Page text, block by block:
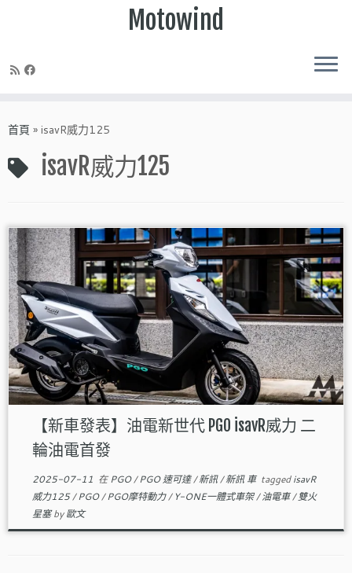
to
Motowind
首頁 » isavR威力125
isavR威力125
【新車發表】油電新世代 PGO isavR威力 二
輪油電首發
2025-07-11 在PGO/PGO 速可達/新訊/新訊 車 taggedisavR
威力125/PGO/PGO摩特動力/ Y-ONE一體式車架/油電車/雙火
星塞by歐文